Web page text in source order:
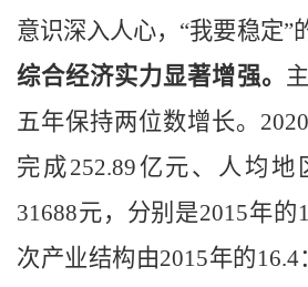
意识深入人心， “我要稳定”
综合经济实力显著增强。
五年保持两位数增长。 2020
完成252.89亿元、人均地
31688元，分别是2015年的
次产业结构由2015年的16.4